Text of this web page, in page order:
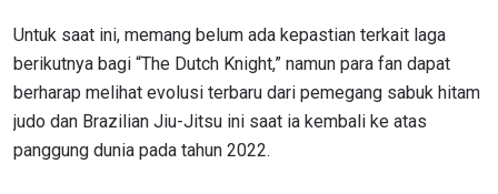
Untuk saat ini, memang belum ada kepastian terkait laga
berikutnya bagi “The Dutch Knight,” namun para fan dapat
berharap melihat evolusi terbaru dari pemegang sabuk hitam
judo dan Brazilian Jiu-Jitsu ini saat ia kembali ke atas
panggung dunia pada tahun 2022.